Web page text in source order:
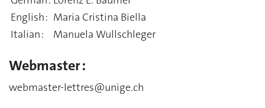
English : Maria Cristina Biella
Italian :
Manuela Wullschleger
Webmaster :
webmaster-lettres@unige.ch